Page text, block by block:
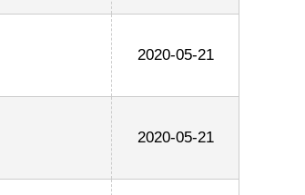
2020-05-21
2020-05-21